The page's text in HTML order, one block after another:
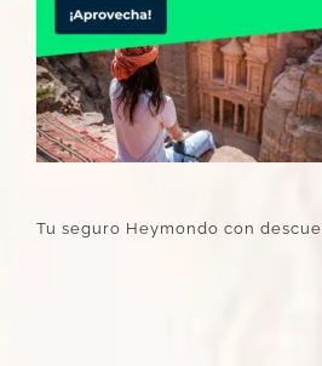
Tu seguro Heymondo con